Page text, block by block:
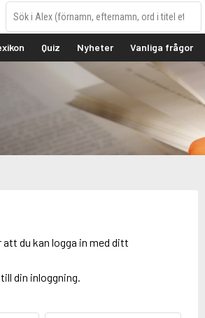
Quiz Nyheter Vanliga frågor
du kan logga in med ditt
din inloggning.